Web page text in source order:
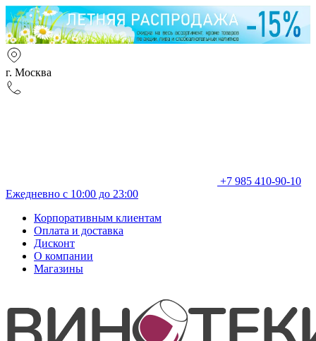
г. Москва
+7 985 410-90-10
Ежедневно с 10:00 до 23:00
Корпоративным клиентам
Оплата и доставка
Дисконт
О компании
Магазины